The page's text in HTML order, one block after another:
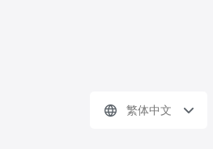
繁体中文